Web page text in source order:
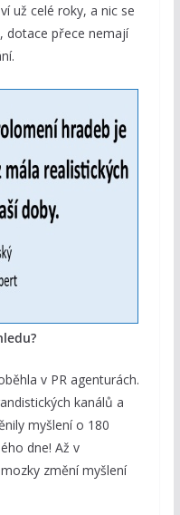
už celé roky, a nic se
dotace přece nemají
v PR agenturách.
kanálů a
myšlení o 180
dne! Až v
změní myšlení